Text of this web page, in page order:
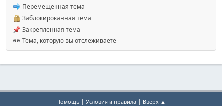
Перемещенная тема
Заблокированная тема
Закрепленная тема
Тема, которую вы отслеживаете
Помощь | Условия и правила | Вверх ▲